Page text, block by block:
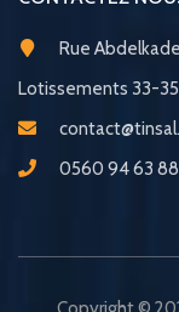
Rue
Lotissements 33-
0560 94 63 88